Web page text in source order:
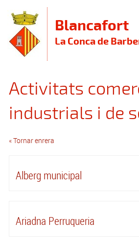
Blancafort
La Conca de
Activitats
industrials i de
« Tornar enrera
Alberg municipal
Ariadna Perruqueria